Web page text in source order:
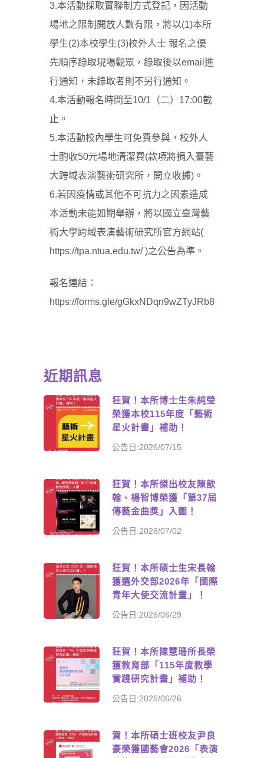
3.本活動採取實聯制方式登記，因活動
場地之限制開放人數有限，將以(1)本所
學生(2)本校學生(3)校外人士 報名之優
先順序錄取現場觀眾，錄取後以email進
行通知，未錄取者則不另行通知。
4.本活動報名時間至10/1（二）17:00截
止。
5.本活動校內學生可免費參與，校外人
士酌收50元場地清潔費(款項將捐入臺藝
大跨域表演藝術研究所，開立收據)。
6.若因疫情或其他不可抗力之因素造成
本活動未能如期舉辦，將以國立臺灣藝
術大學跨域表演藝術研究所官方網站(
https://tpa.ntua.edu.tw/ )之公告為準。
報名連結：
https://forms.gle/gGkxNDqn9wZTyJRb8
近期訊息
狂賀！本所博士生朱純瑩
榮獲本校115年度「藝術
星火計畫」補助！
公告日:2026/07/15
狂賀！本所傑出校友陳歆
翰、楊智博榮獲「第37屆
傳藝金曲獎」入圍！
公告日:2026/07/02
狂賀！本所碩士生宋長翰
獲選外交部2026年「國際
青年大使交流計畫」！
公告日:2026/06/29
狂賀！本所陳慧珊所長榮
獲教育部「115年度教學
實踐研究計畫」補助！
公告日:2026/06/26
賀！本所碩士班校友尹良
豪榮獲國藝會2026「表演